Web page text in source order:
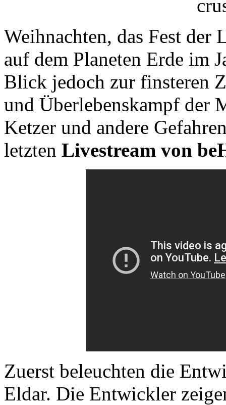
Weihnachten, das Fest der
auf dem Planeten Erde im
Blick jedoch zur finsteren
und Überlebenskampf der
Ketzer und andere
letzten Livestream von
Zuerst beleuchten die
Eldar. Die Entwickler